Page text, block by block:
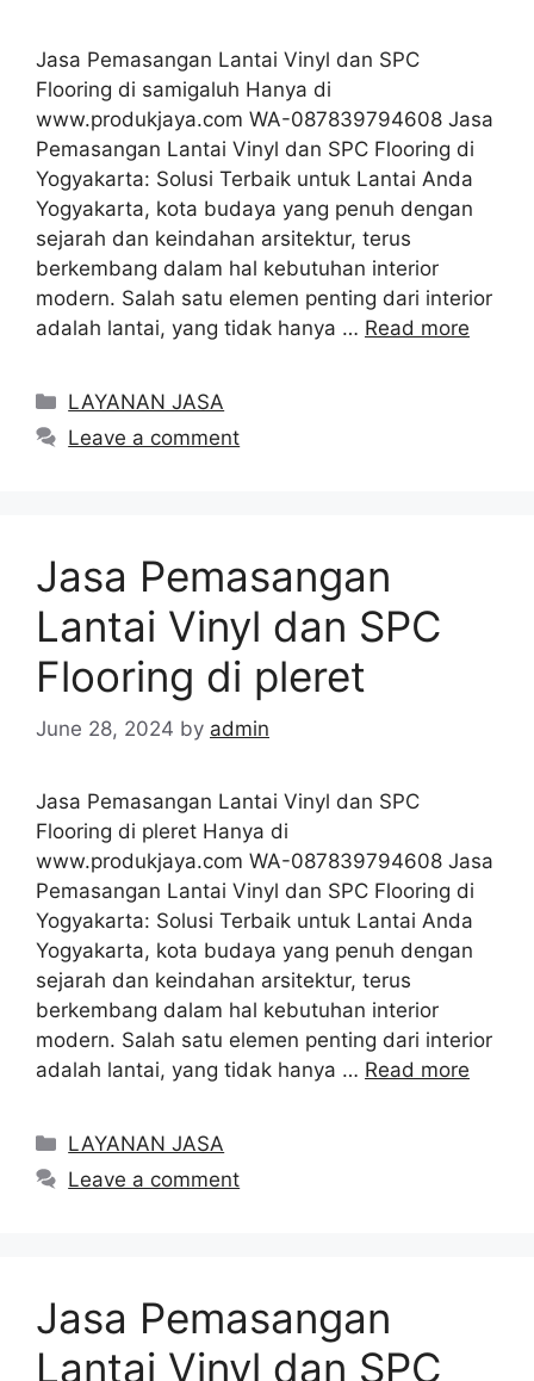
Jasa Pemasangan Lantai Vinyl dan SPC
Flooring di samigaluh Hanya di
www.produkjaya.com WA-087839794608 Jasa
Pemasangan Lantai Vinyl dan SPC Flooring di
Yogyakarta: Solusi Terbaik untuk Lantai Anda
Yogyakarta, kota budaya yang penuh dengan
sejarah dan keindahan arsitektur, terus
berkembang dalam hal kebutuhan interior
modern. Salah satu elemen penting dari interior
adalah lantai, yang tidak hanya … Read more
Categories
LAYANAN JASA
Leave a comment
Jasa Pemasangan
Lantai Vinyl dan SPC
Flooring di pleret
June 28, 2024 by admin
Jasa Pemasangan Lantai Vinyl dan SPC
Flooring di pleret Hanya di
www.produkjaya.com WA-087839794608 Jasa
Pemasangan Lantai Vinyl dan SPC Flooring di
Yogyakarta: Solusi Terbaik untuk Lantai Anda
Yogyakarta, kota budaya yang penuh dengan
sejarah dan keindahan arsitektur, terus
berkembang dalam hal kebutuhan interior
modern. Salah satu elemen penting dari interior
adalah lantai, yang tidak hanya … Read more
Categories
LAYANAN JASA
Leave a comment
Jasa Pemasangan
Lantai Vinyl dan SPC